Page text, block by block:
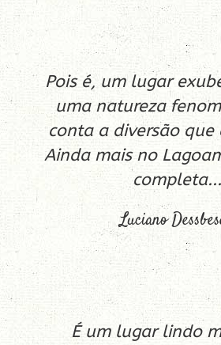
Pois é, um lugar
uma natureza
conta a diversão que
Ainda mais no
completa...
Luciano
É um lugar lindo